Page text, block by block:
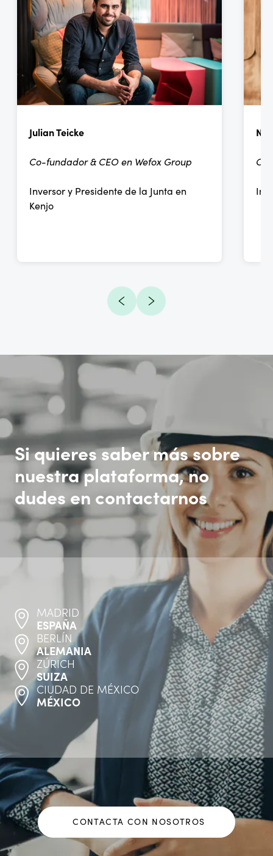
Julian Teicke
Co-fundador & CEO en Wefox Group
Inversor y Presidente de la Junta en
Kenjo
Si quieres saber más sobre
nuestra plataforma, no
dudes en contactarnos
MADRID
ESPAÑA
BERLÍN
ALEMANIA
ZÚRICH
SUIZA
CIUDAD DE MÉXICO
MÉXICO
CONTACTA CON NOSOTROS